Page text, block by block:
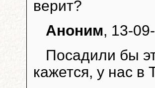
верит?
Аноним, 13-
Посадили бы
кажется, у нас в